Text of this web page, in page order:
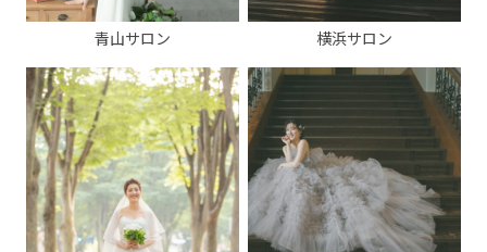
青山サロン 横浜サロン